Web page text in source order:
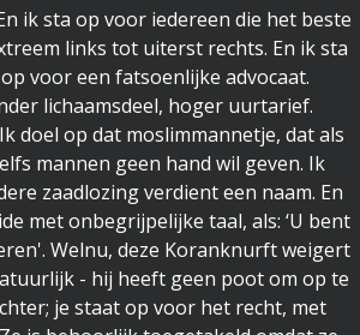
ik sta op voor iedereen die het beste
links tot uiterst rechts. En ik sta
voor een fatsoenlijke advocaat.
lichaamsdeel, hoger uurtarief.
doel op dat moslimmannetje, dat als
mannen geen hand wil geven. Ik
zaadlozing verdient een naam. En
met onbegrijpelijke taal, als: ‘U bent
Welnu, deze Koranknurft weigert
- hij heeft geen poot om op te
je staat op voor het recht, met